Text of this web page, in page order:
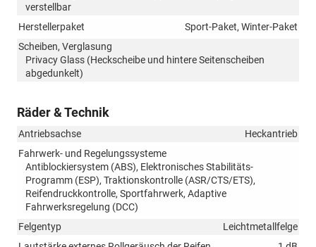
verstellbar
Herstellerpaket
Sport-Paket, Winter-Paket
Scheiben, Verglasung
Privacy Glass (Heckscheibe und hintere Seitenscheiben
abgedunkelt)
Räder & Technik
Antriebsachse
Heckantrieb
Fahrwerk- und Regelungssysteme
Antiblockiersystem (ABS), Elektronisches Stabilitäts-
Programm (ESP), Traktionskontrolle (ASR/CTS/ETS),
Reifendruckkontrolle, Sportfahrwerk, Adaptive
Fahrwerksregelung (DCC)
Felgentyp
Leichtmetallfelge